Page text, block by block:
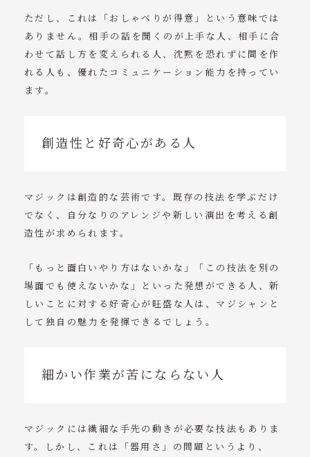
ただし、これは「おしゃべりが得意」という意味では
ありません。相手の話を聞くのが上手な人、相手に合
わせて話し方を変えられる人、沈黙を恐れずに間を作
れる人も、優れたコミュニケーション能力を持ってい
ます。
創造性と好奇心がある人
マジックは創造的な芸術です。既存の技法を学ぶだけ
でなく、自分なりのアレンジや新しい演出を考える創
造性が求められます。
「もっと面白いやり方はないかな」「この技法を別の
場面でも使えないかな」といった発想ができる人、新
しいことに対する好奇心が旺盛な人は、マジシャンと
して独自の魅力を発揮できるでしょう。
細かい作業が苦にならない人
マジックには繊細な手先の動きが必要な技法もありま
す。しかし、これは「器用さ」の問題というより、